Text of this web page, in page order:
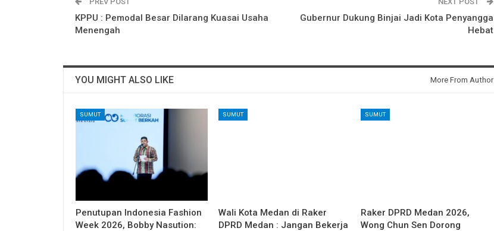
KPPU : Pemodal Besar Dilarang Kuasai Usaha
Menengah
Gubernur Dukung Binjai Jadi Kota Penyangga
Hebat
YOU MIGHT ALSO LIKE More From Author
SUMUT
Penutupan Indonesia Fashion
Week 2026, Bobby Nasution:
SUMUT
Wali Kota Medan di Raker
DPRD Medan : Jangan Bekerja
SUMUT
Raker DPRD Medan 2026,
Wong Chun Sen Dorong